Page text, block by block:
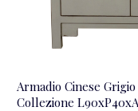
Armadio Cinese
Collezione